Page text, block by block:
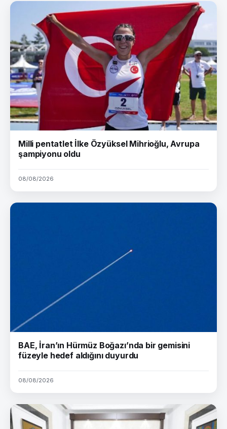
Milli pentatlet İlke Özyüksel Mihrioğlu, Avrupa
şampiyonu oldu
08/08/2026
BAE, İran’ın Hürmüz Boğazı’nda bir gemisini
füzeyle hedef aldığını duyurdu
08/08/2026